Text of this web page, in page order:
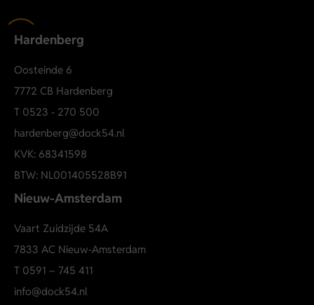
Hardenberg
Oosteinde 6
7772 CB Hardenberg
T 0523 - 270 500
hardenberg@dock54.nl
KVK: 68341598
BTW: NL001405528B91
Nieuw-Amsterdam
Vaart Zuidzijde 54A
7833 AC Nieuw-Amsterdam
T 0591 – 745 411
info@dock54.nl